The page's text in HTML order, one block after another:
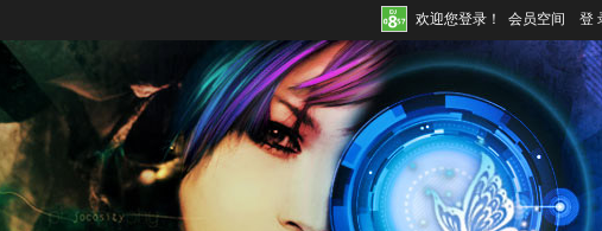
欢迎您登录！ 会员空间 登